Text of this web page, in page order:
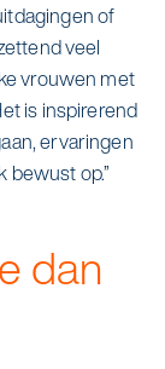
of
veel
vrouwen met
is inspirerend
ervaringen
bewust op.”
dan